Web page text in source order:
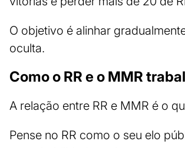
O objetivo é alinhar
oculta.
Como o RR e o MMR
A relação entre RR e MMR é o
Pense no RR como o seu elo